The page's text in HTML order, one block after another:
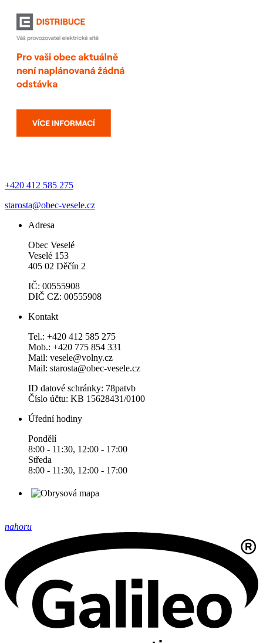
+420 412 585 275
starosta@obec-vesele.cz
Adresa
Obec Veselé
Veselé 153
405 02 Děčín 2
IČ: 00555908
DIČ CZ: 00555908
Kontakt
Tel.: +420 412 585 275
Mob.: +420 775 854 331
Mail: vesele@volny.cz
Mail: starosta@obec-vesele.cz
ID datové schránky: 78patvb
Číslo účtu: KB 15628431/0100
Úřední hodiny
Pondělí
8:00 - 11:30, 12:00 - 17:00
Středa
8:00 - 11:30, 12:00 - 17:00
nahoru